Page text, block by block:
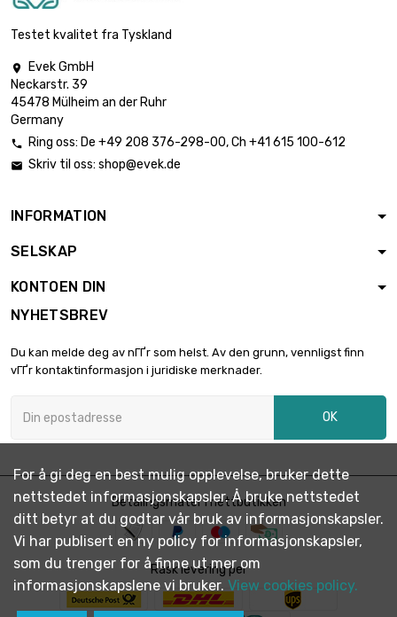
Testet kvalitet fra Tyskland

Evek GmbH
Neckarstr. 39
45478 Mülheim an der Ruhr
Germany
 Ring oss: De +49 208 376-298-00, Ch +41 615 100-612
 Skriv til oss: shop@evek.de
INFORMATION
SELSKAP
KONTOEN DIN
NYHETSBREV
Du kan melde deg av nГҐr som helst. Av den grunn, vennligst finn
vГҐr kontaktinformasjon i juridiske merknader.
OK
Betalingsmåter i nettbutikken
Rask levering per
For å gi deg en best mulig opplevelse, bruker dette
nettstedet informasjonskapsler. Å bruke nettstedet
ditt betyr at du godtar vår bruk av informasjonskapsler.
Vi har publisert en ny policy for informasjonskapsler,
som du trenger for å finne ut mer om
informasjonskapslene vi bruker. View cookies policy.